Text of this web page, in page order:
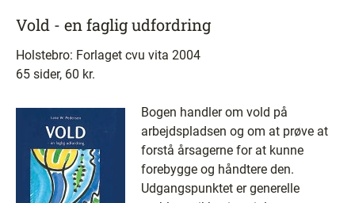
Vold - en faglig udfordring
Holstebro: Forlaget cvu vita 2004
65 sider, 60 kr.
Bogen handler om vold på
arbejdspladsen og om at prøve at
forstå årsagerne for at kunne
forebygge og håndtere den.
Udgangspunktet er generelle